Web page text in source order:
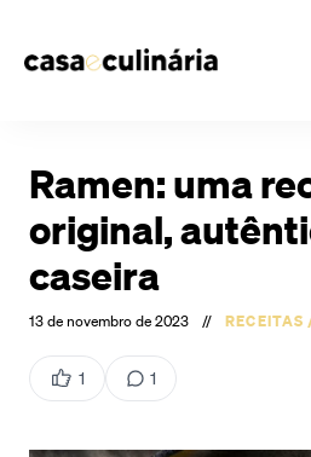
Ramen: uma
original,
caseira
13 de novembro de 2023 // RECEITAS
1 1